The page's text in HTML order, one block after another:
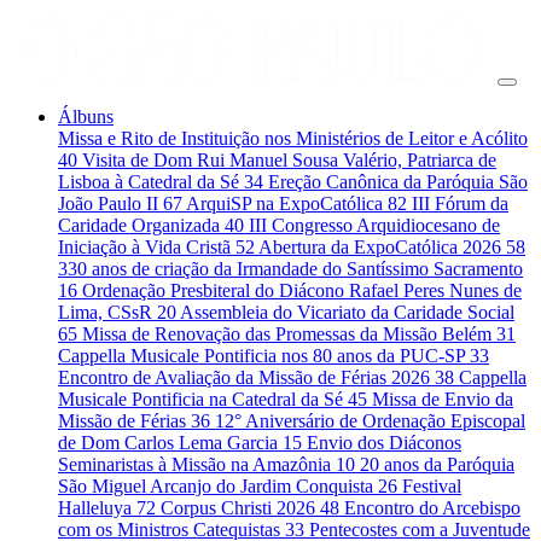
Álbuns
Missa e Rito de Instituição nos Ministérios de Leitor e Acólito
40 Visita de Dom Rui Manuel Sousa Valério, Patriarca de
Lisboa à Catedral da Sé 34 Ereção Canônica da Paróquia São
João Paulo II 67 ArquiSP na ExpoCatólica 82 III Fórum da
Caridade Organizada 40 III Congresso Arquidiocesano de
Iniciação à Vida Cristã 52 Abertura da ExpoCatólica 2026 58
330 anos de criação da Irmandade do Santíssimo Sacramento
16 Ordenação Presbiteral do Diácono Rafael Peres Nunes de
Lima, CSsR 20 Assembleia do Vicariato da Caridade Social
65 Missa de Renovação das Promessas da Missão Belém 31
Cappella Musicale Pontificia nos 80 anos da PUC-SP33
Encontro de Avaliação da Missão de Férias 2026 38 Cappella
Musicale Pontificia na Catedral da Sé 45 Missa de Envio da
Missão de Férias 36 12° Aniversário de Ordenação Episcopal
de Dom Carlos Lema Garcia 15 Envio dos Diáconos
Seminaristas à Missão na Amazônia 10 20 anos da Paróquia
São Miguel Arcanjo do Jardim Conquista 26 Festival
Halleluya 72 Corpus Christi 2026 48 Encontro do Arcebispo
com os Ministros Catequistas 33 Pentecostes com a Juventude